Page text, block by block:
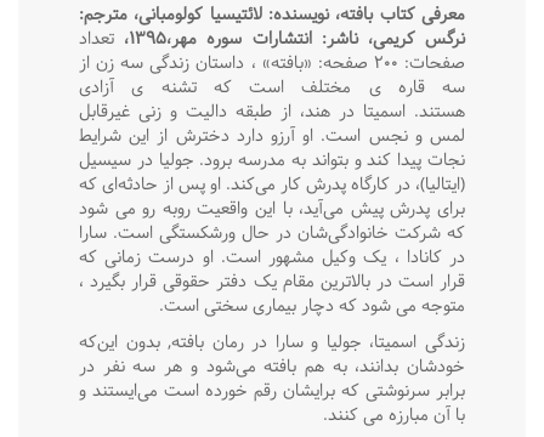
معرفی کتاب بافته، نویسنده: لائتیسیا کولومبانی، مترجم:
نرگس کریمی، ناشر: انتشارات سوره مهر،۱۳۹۵،
تعداد
صفحات: ۲۰۰ صفحه: «بافته» ، داستان زندگی سه زن از
سه قاره ی مختلف است که تشنه ی آزادی‌
هستند. اسمیتا در هند، از طبقه دالیت و زنی غیرقابل
لمس و نجس است. او آرزو دارد دخترش از این شرایط
نجات پیدا کند و بتواند به مدرسه برود. جولیا در سیسیل
(ایتالیا)، در کارگاه پدرش کار می‌کند. او پس از حادثه‌ای که
برای پدرش پیش می‌آید، با این واقعیت روبه رو می شود
که شرکت خانوادگی‌شان در حال ورشکستگی است. سارا
در کانادا ، یک وکیل مشهور است. او درست زمانی که
قرار است در بالاترین مقام یک دفتر حقوقی قرار بگیرد ،
متوجه می شود که دچار بیماری سختی است.
زندگی اسمیتا، جولیا و سارا در رمان بافته, بدون این‌که
خودشان بدانند، به هم بافته می‌شود و هر سه نفر در
برابر سرنوشتی که برایشان رقم خورده است می‌ایستند و
با آن مبارزه می کنند.